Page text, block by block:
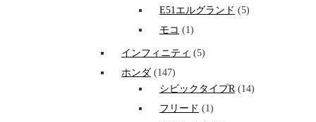
E51エルグランド (5)
モコ (1)
インフィニティ (5)
ホンダ (147)
シビックタイプR(14)
フリード (1)